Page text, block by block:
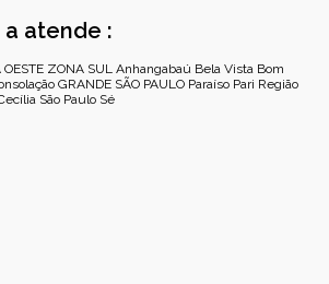
atende :
ZONA SUL Anhangabaú Bela Vista Bom
GRANDE SÃO PAULO Paraíso Pari Região
São Paulo Sé